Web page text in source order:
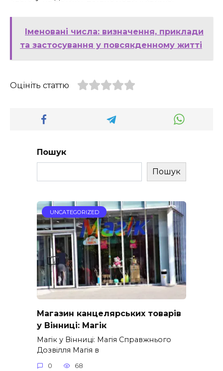
Іменовані числа: визначення, приклади
та застосування у повсякденному житті
Оцініть статтю
Пошук
Пошук
UNCATEGORIZED
Магазин канцелярських товарів
у Вінниці: Магік
Магік у Вінниці: Магія Справжнього
Дозвілля Магія в
0 68